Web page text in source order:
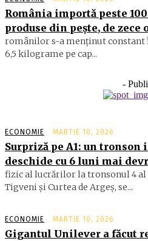
România importă peste
produse din peşte, de zece
ro­mâ­nilor s-a menţinut
6,5 ki­lograme pe cap...
-
ECONOMIE MARTIE 10, 2026
Surpriză pe A1: un
deschide cu 6 luni mai
fizic al lucrărilor la tronsonul 4
Tigveni şi Curtea de Argeş, se...
ECONOMIE MARTIE 10, 2026
Gigantul Unilever a făcut